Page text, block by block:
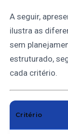
A seguir,
ilustra as
sem
estruturado,
cada critério.
Critério